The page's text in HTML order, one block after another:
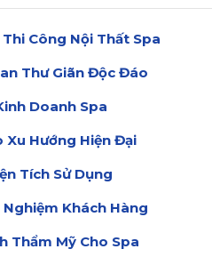
Thi Công Nội Thất Spa
Thư Giãn Độc Đáo
Doanh Spa
Xu Hướng Hiện Đại
Tích Sử Dụng
Nghiệm Khách Hàng
Thẩm Mỹ Cho Spa